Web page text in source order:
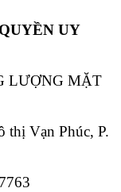
UY
LƯỢNG MẶT
thị Vạn Phúc, P.